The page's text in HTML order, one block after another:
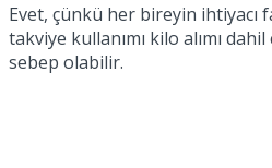
Evet, çünkü her bireyin ihtiyacı
takviye kullanımı kilo alımı
sebep olabilir.